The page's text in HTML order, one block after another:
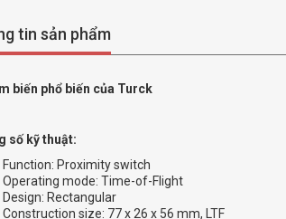
tin sản phẩm
biến phổ biến của Turck
số kỹ thuật:
Function: Proximity switch
Operating mode: Time-of-Flight
Design: Rectangular
Construction size: 77 x 26 x 56 mm, LTF